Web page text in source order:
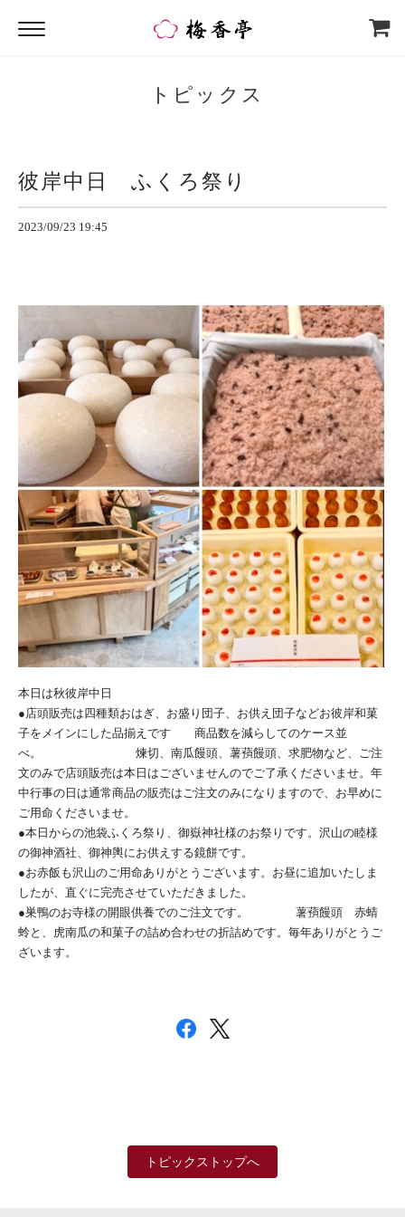
トピックス
彼岸中日 ふくろ祭り
2023/09/23 19:45
本日は秋彼岸中日
●店頭販売は四種類おはぎ、お盛り団子、お供え団子などお彼岸和菓
子をメインにした品揃えです 商品数を減らしてのケース並
べ。 煉切、南瓜饅頭、薯蕷饅頭、求肥物など、ご注
文のみで店頭販売は本日はございませんのでご了承くださいませ。年
中行事の日は通常商品の販売はご注文のみになりますので、お早めに
ご用命くださいませ。
●本日からの池袋ふくろ祭り、御嶽神社様のお祭りです。沢山の睦様
の御神酒社、御神輿にお供えする鏡餅です。
●お赤飯も沢山のご用命ありがとうございます。お昼に追加いたしま
したが、直ぐに完売させていただきました。
●巣鴨のお寺様の開眼供養でのご注文です。 薯蕷饅頭 赤蜻
蛉と、虎南瓜の和菓子の詰め合わせの折詰めです。毎年ありがとうご
ざいます。
トピックストップへ